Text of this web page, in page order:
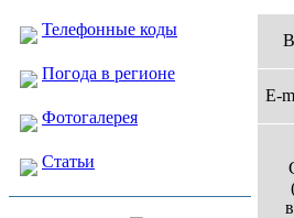
Телефонные коды
Погода в регионе
Фотогалерея
Статьи
E-